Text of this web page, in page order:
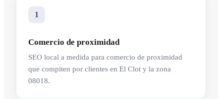
1
Comercio de proximidad
SEO local a medida para comercio de proximidad
que compiten por clientes en El Clot y la zona
08018.